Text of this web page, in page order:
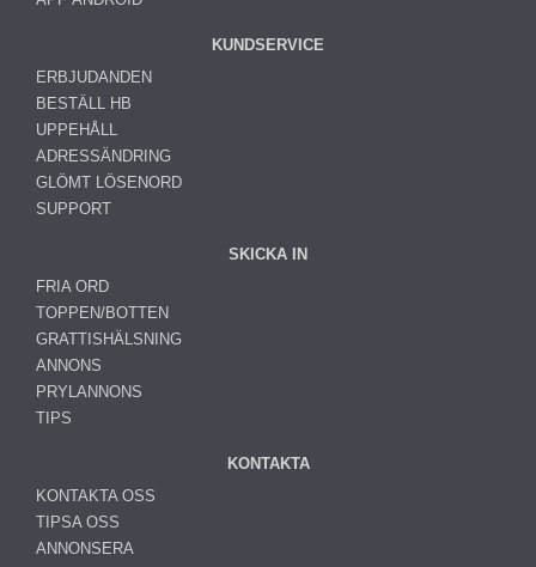
KUNDSERVICE
ERBJUDANDEN
BESTÄLL HB
UPPEHÅLL
ADRESSÄNDRING
GLÖMT LÖSENORD
SUPPORT
SKICKA IN
FRIA ORD
TOPPEN/BOTTEN
GRATTISHÄLSNING
ANNONS
PRYLANNONS
TIPS
KONTAKTA
KONTAKTA OSS
TIPSA OSS
ANNONSERA